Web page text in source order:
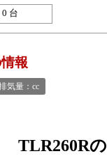
台
報
気量：cc
TLR260Rの